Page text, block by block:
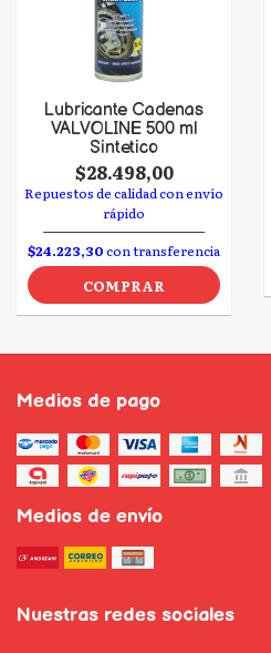
Lubricante Cadenas
VALVOLINE 500 ml
Sintetico
$28.498,00
Repuestos de calidad con envío
rápido
$24.223,30con transferencia
COMPRAR
Medios de pago
Medios de envío
Nuestras redes sociales